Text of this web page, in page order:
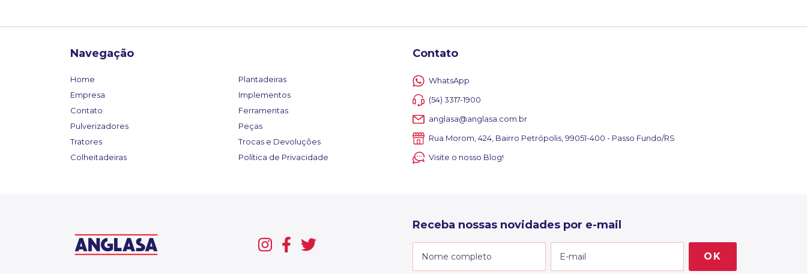
Navegação
Home
Empresa
Contato
Pulverizadores
Tratores
Colheitadeiras
Plantadeiras
Implementos
Ferramentas
Peças
Trocas e Devoluções
Política de Privacidade
Contato
WhatsApp
(54) 3317-1900
anglasa@anglasa.com.br
Rua Morom, 424, Bairro Petrópolis, 99051-400 - Passo Fundo/RS
Visite o nosso Blog!
Receba nossas novidades por e-mail